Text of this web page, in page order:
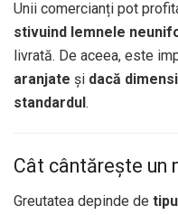
Unii comercianți pot
stivuind lemnele
livrată. De aceea, este
aranjate și dacă
standardul.
Cât cântărește un
Greutatea depinde de